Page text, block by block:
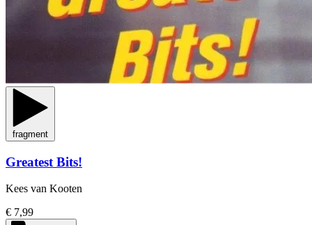
fragment
Greatest Bits!
Kees van Kooten
€ 7,99